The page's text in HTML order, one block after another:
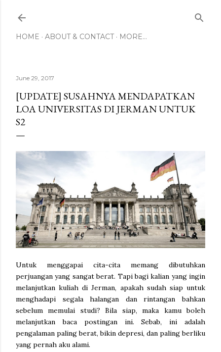
HOME ABOUT & CONTACT MORE…
June 29, 2017
[UPDATE] SUSAHNYA MENDAPATKAN
LOA UNIVERSITAS DI JERMAN UNTUK
S2
Untuk menggapai cita-cita memang dibutuhkan
perjuangan yang sangat berat. Tapi bagi kalian yang ingin
melanjutkan kuliah di Jerman, apakah sudah siap untuk
menghadapi segala halangan dan rintangan bahkan
sebelum memulai studi? Bila siap, maka kamu boleh
melanjutkan baca postingan ini. Sebab, ini adalah
pengalaman paling berat, bikin depresi, dan paling berliku
yang pernah aku alami.